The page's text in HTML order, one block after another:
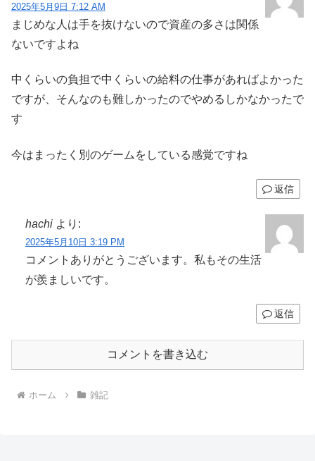
2025年5月9日 7:12 AM
まじめな人は手を抜けないので資産の多さは関係
ないですよね
中くらいの負担で中くらいの給料の仕事があればよかった
ですが、そんなのも難しかったのでやめるしかなかったで
す
今はまったく別のゲームをしている感覚ですね
返信
hachi より:
2025年5月10日 3:19 PM
コメントありがとうございます。私もその生活
が羨ましいです。
返信
コメントを書き込む
ホーム 雑記